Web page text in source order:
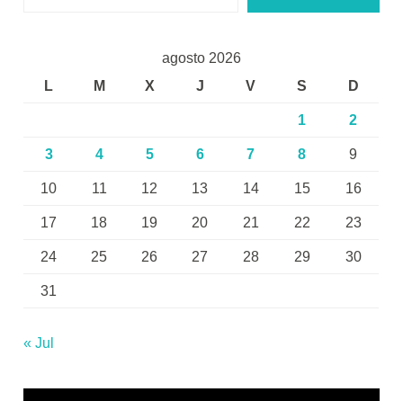
agosto 2026
L
M X J V S D
1 2
3 4 5 6 7 8 9
10 11 12 13 14 15 16
17 18 19 20 21 22 23
24 25 26 27 28 29 30
31
« Jul